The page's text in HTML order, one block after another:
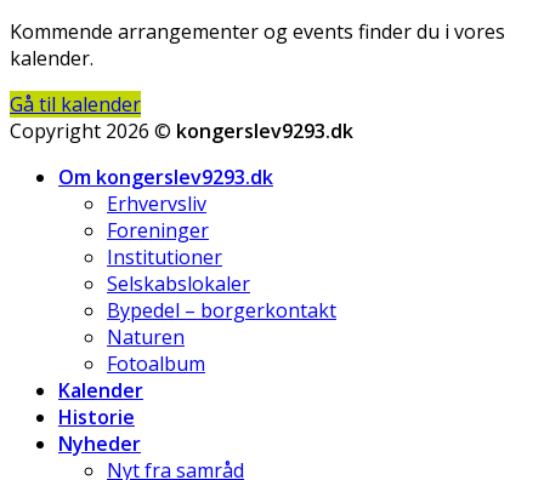
Kommende arrangementer og events finder du i vores
kalender.
Gå til kalender
Copyright 2026 © kongerslev9293.dk
Om kongerslev9293.dk
Erhvervsliv
Foreninger
Institutioner
Selskabslokaler
Bypedel – borgerkontakt
Naturen
Fotoalbum
Kalender
Historie
Nyheder
Nyt fra samråd